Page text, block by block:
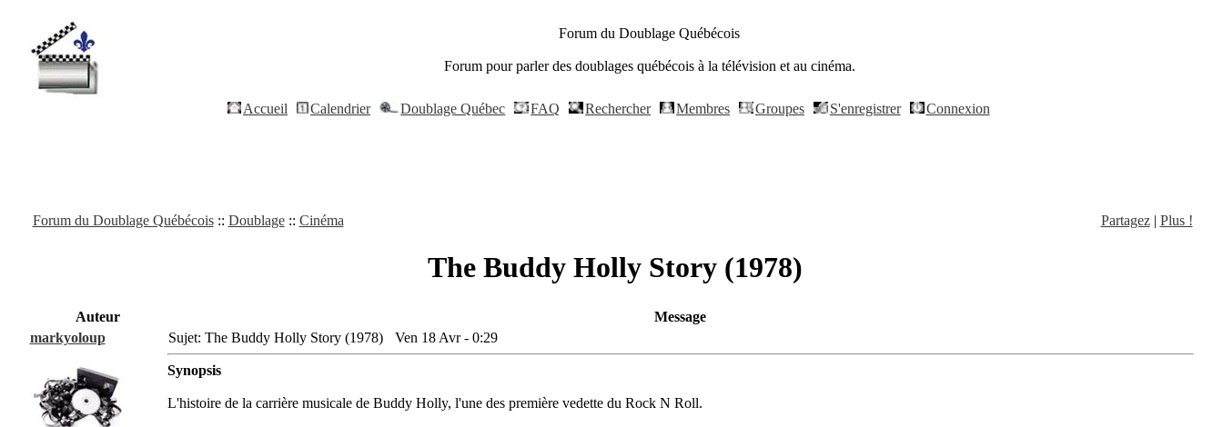
Forum du Doublage Québécois
Forum pour parler des doublages québécois à la télévision et au cinéma.
Accueil Calendrier Doublage Québec FAQ Rechercher Membres Groupes S'enregistrer Connexion
Forum du Doublage Québécois:: Doublage:: Cinéma Partagez| Plus !
The Buddy Holly Story (1978)
Auteur
Message
markyoloup
Sujet: The Buddy Holly Story (1978) Ven 18 Avr - 0:29
Synopsis
L'histoire de la carrière musicale de Buddy Holly, l'une des première vedette du Rock N Roll.